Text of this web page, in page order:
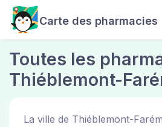
Carte des pharmacies
Toutes les
Thiéblemont-
La ville de Thiéblemont-